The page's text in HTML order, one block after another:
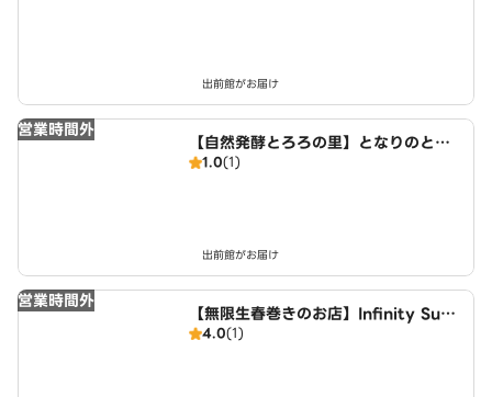
出前館がお届け
営業時間外
【自然発酵とろろの里】となりのとろ
ろ庵 My neighbor’s grated yam
1.0(1)
出前館がお届け
営業時間外
【無限生春巻きのお店】Infinity Sum
mer Roll
4.0(1)